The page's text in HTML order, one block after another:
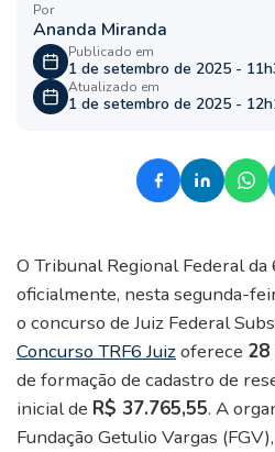
Por
Ananda Miranda
Publicado em
1 de setembro de 2025 -
Atualizado em
1 de setembro de 2025 -
O Tribunal Regional Federal da
oficialmente, nesta segunda-
o concurso de Juiz Federal
Concurso TRF6 Juizoferece 28
de formação de cadastro de
inicial de R$ 37.765,55. A
Fundação Getulio Vargas